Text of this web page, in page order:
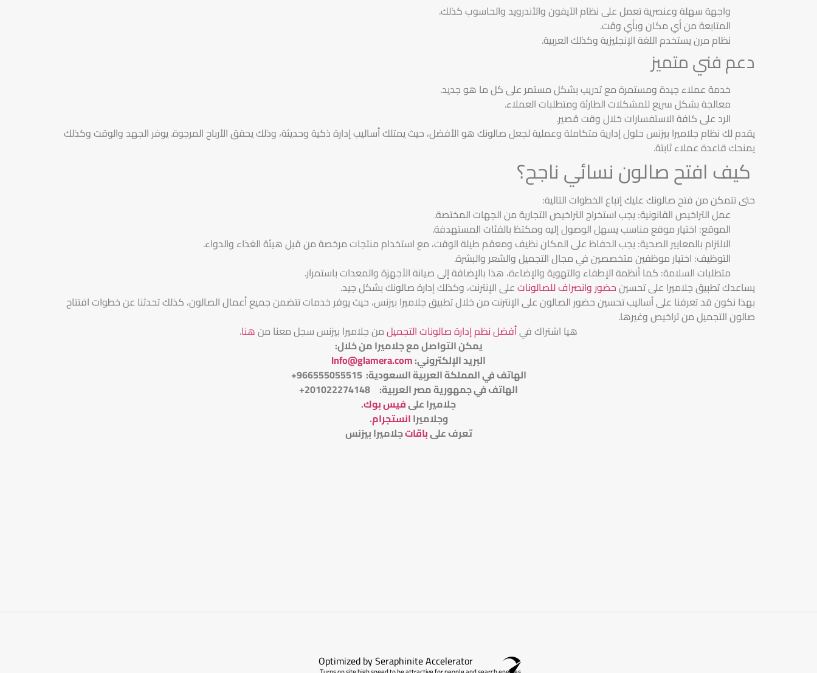
واجهة سهلة وعنصرية تعمل على نظام الآيفون والأندرويد والحاسوب كذلك.
المتابعة من أي مكان وبأي وقت.
نظام مرن يستخدم اللغة الإنجليزية وكذلك العربية.
دعم فني متميز
خدمة عملاء جيدة ومستمرة مع تدريب بشكل مستمر على كل ما هو جديد.
معالجة بشكل سريع للمشكلات الطارئة ومتطلبات العملاء.
الرد على كافة الاستفسارات خلال وقت قصير.
يقدم لك نظام جلاميرا بيزنس حلول إدارية متكاملة وعملية لجعل صالونك هو الأفضل، حيث يمتلك أساليب إدارة ذكية وحديثة، وذلك يحقق الأرباح المرجوة. يوفر الجهد والوقت وكذلك
يمنحك قاعدة عملاء ثابتة.
كيف افتح صالون نسائي ناجح؟
حتى تتمكن من فتح صالونك عليك إتباع الخطوات التالية:
عمل التراخيص القانونية: يجب استخراج التراخيص التجارية من الجهات المختصة.
الموقع: اختيار موقع مناسب يسهل الوصول إليه ومكتظ بالفئات المستهدفة.
الالتزام بالمعايير الصحية: يجب الحفاظ على المكان نظيف ومعقم طيلة الوقت، مع استخدام منتجات مرخصة من قبل هيئة الغذاء والدواء.
التوظيف: اختيار موظفين متخصصين في مجال التجميل والشعر والبشرة.
متطلبات السلامة: كما أنظمة الإطفاء والتهوية والإضاءة، هذا بالإضافة إلى صيانة الأجهزة والمعدات باستمرار.
يساعدك تطبيق جلاميرا على تحسينحضور وانصراف للصالوناتعلى الإنترنت، وكذلك إدارة صالونك بشكل جيد.
بهذا نكون قد تعرفنا على أساليب تحسين حضور الصالون على الإنترنت من خلال تطبيق جلاميرا بيزنس، حيث يوفر خدمات تتضمن جميع أعمال الصالون، كذلك تحدثنا عن خطوات افتتاح
صالون التجميل من تراخيص وغيرها.
هيا اشتراك فيأفضل نظم إدارة صالونات التجميلمن جلاميرا بيزنس سجل معنا منهنا.
يمكن التواصل مع جلاميرا من خلال:
البريد الإلكتروني:
Info@glamera.com
الهاتف في المملكة العربية السعودية: 966555055515+
الهاتف في جمهورية مصر العربية: 201022274148+
جلاميرا علىفيس بوك.
وجلاميراانستجرام.
تعرف علىباقاتجلاميرا بيزنس
Optimized by Seraphinite Accelerator